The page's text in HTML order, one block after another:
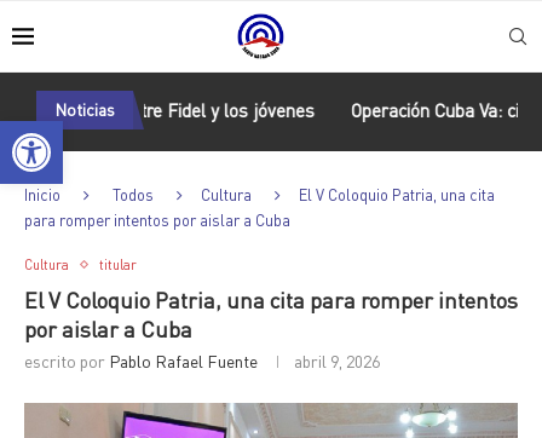
Abrir barra de herramientas
Noticias
entre Fidel y los jóvenes Operación Cuba Va: cien años,
Inicio Todos Cultura
El V Coloquio Patria, una cita
para romper intentos por aislar a Cuba
Cultura titular
El V Coloquio Patria, una cita para romper intentos
por aislar a Cuba
escrito por Pablo Rafael Fuente abril 9, 2026